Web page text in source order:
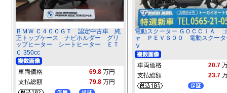
ＢＭＷ Ｃ４００ＧＴ 認定中古車 純
正トップケース ナビホルダー グリ
ップヒーター シートヒーター ＥＴ
Ｃ 350cc
車両価格 69.8 万円
支払総額
79.8 万円
電動スクーター ＧＯＣＣＩＡ
ャ ＰＥＶ６００ 電動スクータ
Ｖ
車両価格 20.7
支払総額
23.7